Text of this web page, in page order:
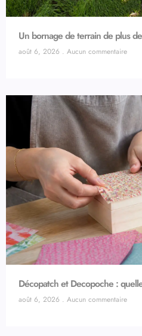
Un bornage de terrain de plus
août 6, 2026 Aucun commentaire
Décopatch et Decopoche :
août 6, 2026 Aucun commentaire